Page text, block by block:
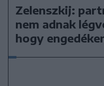
Zelenszkij:
nem adnak
hogy